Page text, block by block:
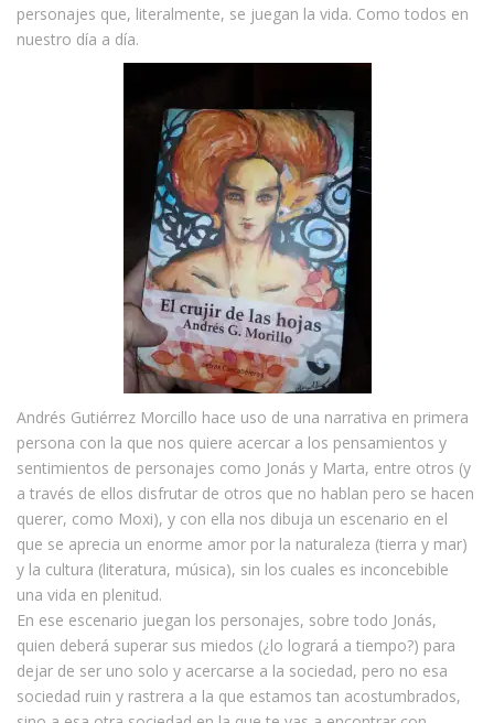
personajes que, literalmente, se juegan la vida. Como todos en
nuestro día a día.
Andrés Gutiérrez Morcillo hace uso de una narrativa en primera
persona con la que nos quiere acercar a los pensamientos y
sentimientos de personajes como Jonás y Marta, entre otros (y
a través de ellos disfrutar de otros que no hablan pero se hacen
querer, como Moxi), y con ella nos dibuja un escenario en el
que se aprecia un enorme amor por la naturaleza (tierra y mar)
y la cultura (literatura, música), sin los cuales es inconcebible
una vida en plenitud.
En ese escenario juegan los personajes, sobre todo Jonás,
quien deberá superar sus miedos (¿lo logrará a tiempo?) para
dejar de ser uno solo y acercarse a la sociedad, pero no esa
sociedad ruin y rastrera a la que estamos tan acostumbrados,